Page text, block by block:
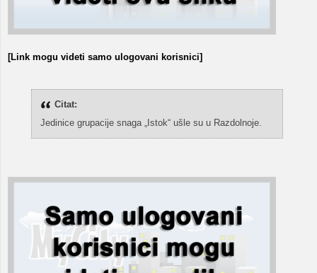
[Link mogu videti samo ulogovani korisnici]
Citat:
Jedinice grupacije snaga „Istok“ ušle su u Razdolnoje.